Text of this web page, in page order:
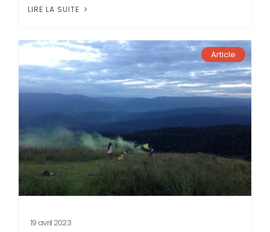
LIRE LA SUITE
Article
19 avril 2023